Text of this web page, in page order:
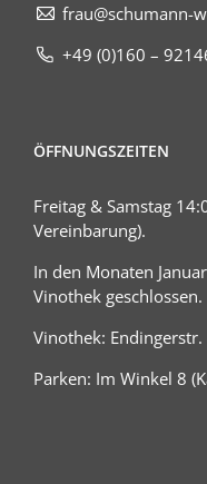
frau@schumann-
+49 (0)160 –
ÖFFNUNGSZEITEN
Freitag & Samstag
Vereinbarung).
In den Monaten
Vinothek geschlossen.
Vinothek: Endingerstr.
Parken: Im Winkel 8